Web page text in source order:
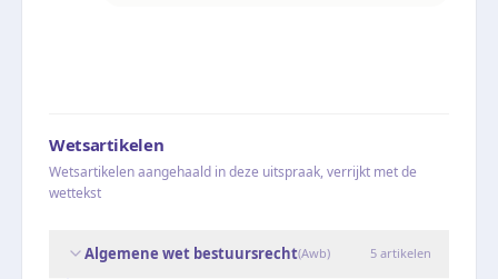
Wetsartikelen
Wetsartikelen aangehaald in deze uitspraak, verrijkt met de
wettekst
Algemene wet bestuursrecht(Awb) 5 artikelen